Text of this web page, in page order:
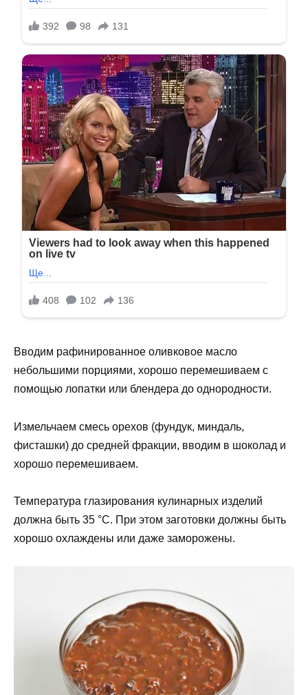
Вводим рафинированное оливковое масло
небольшими порциями, хорошо перемешиваем с
помощью лопатки или блендера до однородности.
Измельчаем смесь орехов (фундук, миндаль,
фисташки) до средней фракции, вводим в шоколад и
хорошо перемешиваем.
Температура глазирования кулинарных изделий
должна быть 35 °С. При этом заготовки должны быть
хорошо охлаждены или даже заморожены.